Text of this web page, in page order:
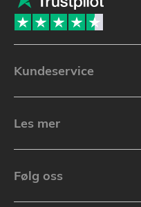
Kundeservice
Les mer
Følg oss